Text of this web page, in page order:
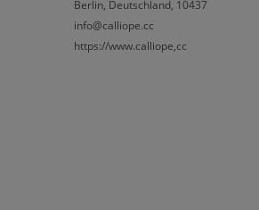
Berlin, Deutschland, 10437
info@calliope.cc
https://www.calliope,cc